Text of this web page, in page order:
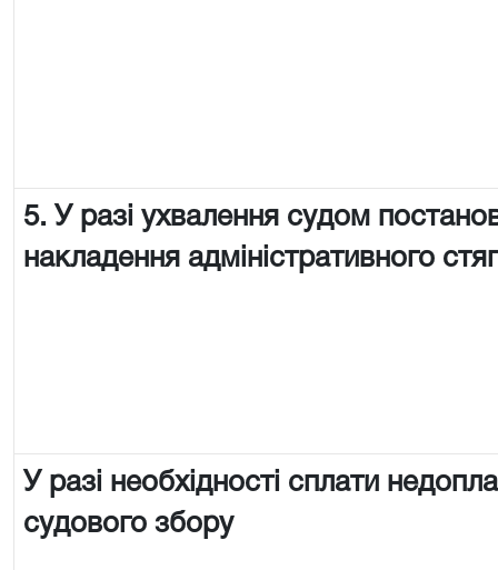
5. У разі ухвалення судом
накладення адміністративного
У разі необхідності сплати
судового збору